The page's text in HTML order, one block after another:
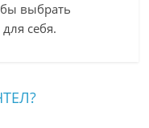
выбрать
себя.